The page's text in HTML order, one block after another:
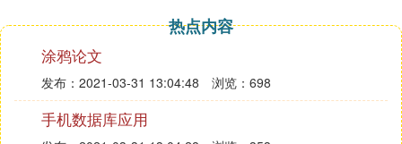
来，一切美学理论都被“无利害关系”这个概念败坏
了。他厌恶所谓“无欲的静观”，而主张：“美在哪里？
在我须以全意志意欲的地方；在我愿意爱和死，使
意象不只保持为意象的地方。爱和死：永远一致。求
爱的意志：这也就是甘愿赴死。”
热点内容
涂鸦论文
发布：2021-03-31 13:04:48 浏览：698
手机数据库应用